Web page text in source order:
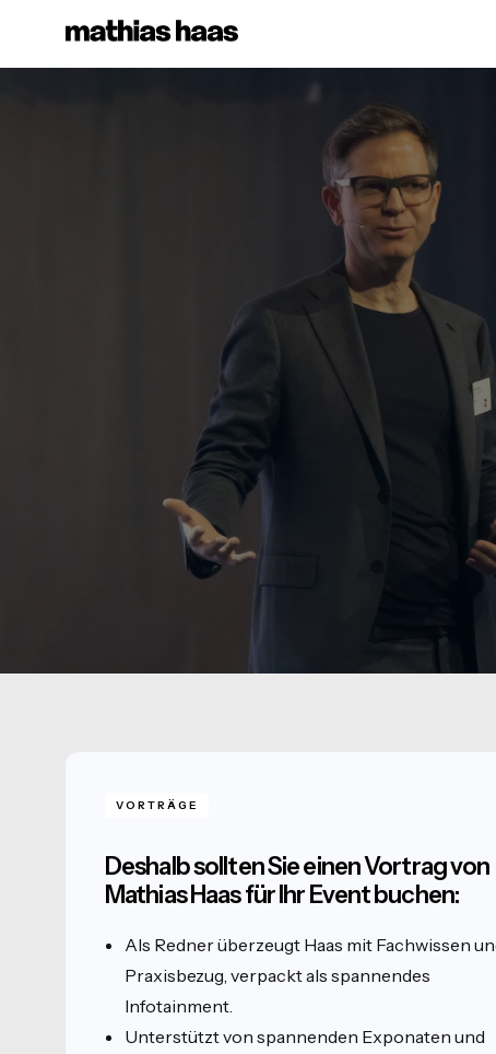
VORTRÄGE
Deshalb sollten Sie einen Vortrag von
Mathias Haas für Ihr Event buchen:
Als Redner überzeugt Haas mit Fachwissen
Praxisbezug, verpackt als spannendes
Infotainment.
Unterstützt von spannenden Exponaten und